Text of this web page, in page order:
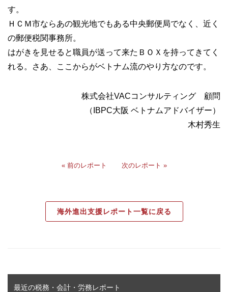
す。
ＨＣＭ市ならあの観光地でもある中央郵便局でなく、近く
の郵便税関事務所。
はがきを見せると職員が送って来たＢＯＸを持ってきてく
れる。さあ、ここからがベトナム流のやり方なのです。
株式会社VACコンサルティング 顧問
（IBPC大阪 ベトナムアドバイザー）
木村秀生
« 前のレポート 次のレポート »
海外進出支援レポート一覧に戻る
最近の税務・会計・労務レポート